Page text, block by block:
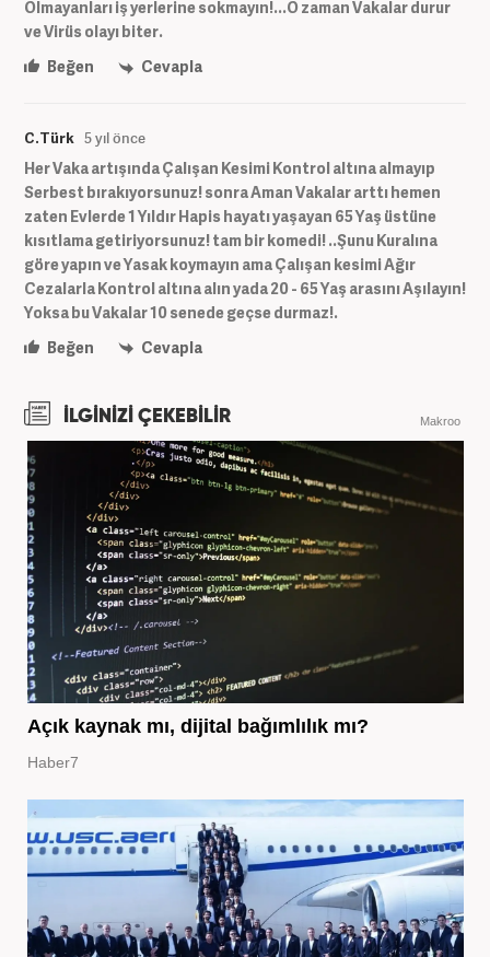
Olmayanları iş yerlerine sokmayın!...O zaman Vakalar durur
ve Virüs olayı biter.
Beğen
Cevapla
C.Türk 5 yıl önce
Her Vaka artışında Çalışan Kesimi Kontrol altına almayıp
Serbest bırakıyorsunuz! sonra Aman Vakalar arttı hemen
zaten Evlerde 1 Yıldır Hapis hayatı yaşayan 65 Yaş üstüne
kısıtlama getiriyorsunuz! tam bir komedi! ..Şunu Kuralına
göre yapın ve Yasak koymayın ama Çalışan kesimi Ağır
Cezalarla Kontrol altına alın yada 20 - 65 Yaş arasını Aşılayın!
Yoksa bu Vakalar 10 senede geçse durmaz!.
Beğen
Cevapla
İLGİNİZİ ÇEKEBİLİR Makroo
Açık kaynak mı, dijital bağımlılık mı?
Haber7